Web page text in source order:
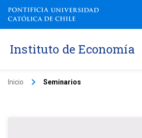
Instituto de Economía
Inicio keyboard_arrow_right Seminarios